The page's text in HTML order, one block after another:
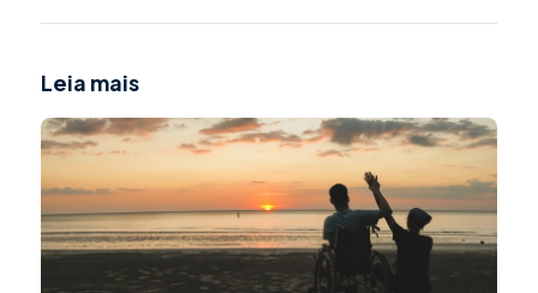
Leia mais